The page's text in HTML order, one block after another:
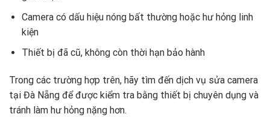
Camera có dấu hiệu nóng bất thường hoặc hư hỏng linh
kiện
Thiết bị đã cũ, không còn thời hạn bảo hành
Trong các trường hợp trên, hãy tìm đến dịch vụ sửa camera
tại Đà Nẵng để được kiểm tra bằng thiết bị chuyên dụng và
tránh làm hư hỏng nặng hơn.